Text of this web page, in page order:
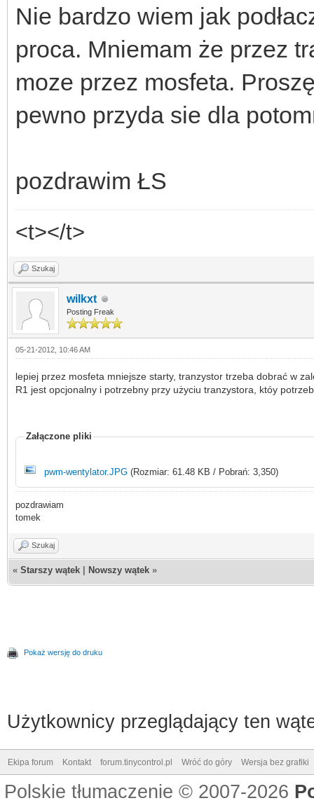
Nie bardzo wiem jak
proca. Mniemam że przez
moze przez mosfeta.
pewno przyda sie dla
pozdrawim ŁS
<t></t>
Szukaj
wilkxt
Posting Freak
05-21-2012, 10:46 AM
lepiej przez mosfeta mniejsze starty, tranzystor trzeba dobrać w
R1 jest opcjonalny i potrzebny przy użyciu tranzystora, któy
Załączone pliki
pwm-wentylator.JPG (Rozmiar: 61.48 KB / Pobrań: 3,350)
pozdrawiam
tomek
Szukaj
« Starszy wątek Nowszy wątek »
Pokaż wersję do druku
Użytkownicy przeglądający ten
Ekipa forum Kontakt forum.tinycontrol.pl Wróć do góry Wersja bez grafiki
Polskie tłumaczenie © 2007-2026